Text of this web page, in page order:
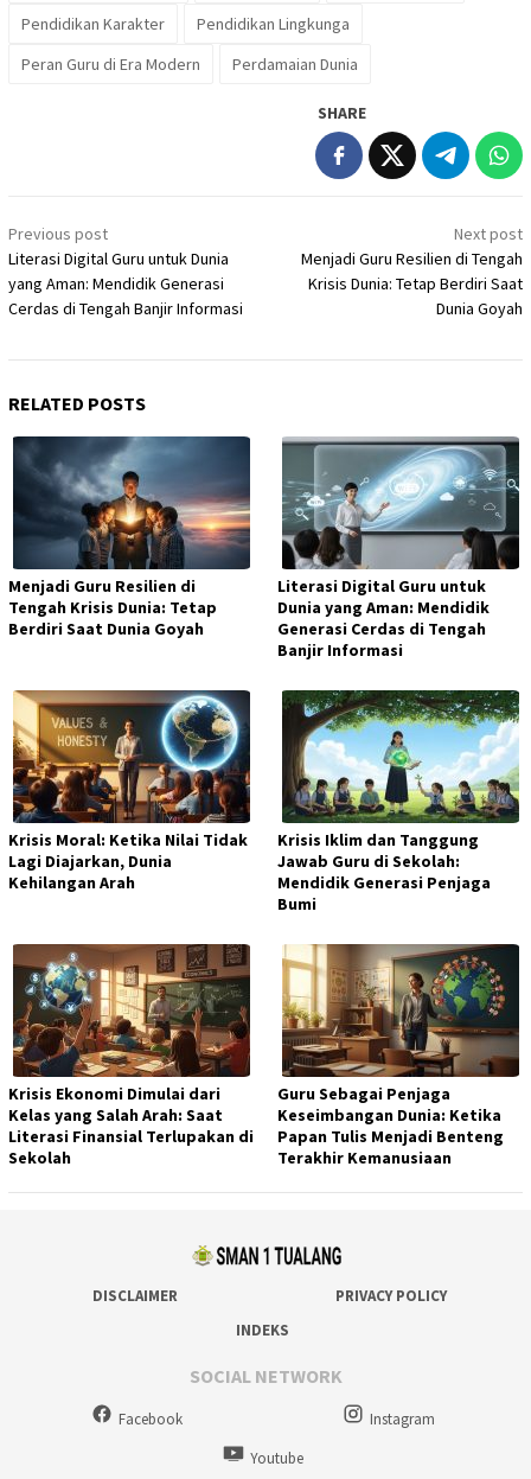
Pendidikan Karakter
Pendidikan Lingkunga
Peran Guru di Era Modern
Perdamaian Dunia
SHARE
Post
navigation
Previous post
Literasi Digital Guru untuk Dunia
yang Aman: Mendidik Generasi
Cerdas di Tengah Banjir Informasi
Next post
Menjadi Guru Resilien di Tengah
Krisis Dunia: Tetap Berdiri Saat
Dunia Goyah
RELATED POSTS
Menjadi Guru Resilien di
Tengah Krisis Dunia: Tetap
Berdiri Saat Dunia Goyah
Literasi Digital Guru untuk
Dunia yang Aman: Mendidik
Generasi Cerdas di Tengah
Banjir Informasi
Krisis Moral: Ketika Nilai Tidak
Lagi Diajarkan, Dunia
Kehilangan Arah
Krisis Iklim dan Tanggung
Jawab Guru di Sekolah:
Mendidik Generasi Penjaga
Bumi
Krisis Ekonomi Dimulai dari
Kelas yang Salah Arah: Saat
Literasi Finansial Terlupakan di
Sekolah
Guru Sebagai Penjaga
Keseimbangan Dunia: Ketika
Papan Tulis Menjadi Benteng
Terakhir Kemanusiaan
DISCLAIMER
PRIVACY POLICY
INDEKS
SOCIAL NETWORK
Facebook
Instagram
Youtube